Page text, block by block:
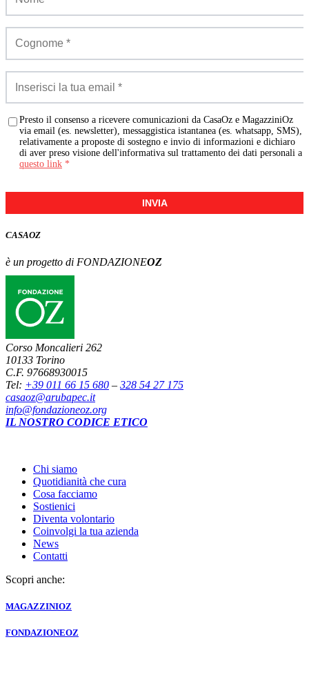
Presto il consenso a ricevere comunicazioni da CasaOz e MagazziniOz
via email (es. newsletter), messaggistica istantanea (es. whatsapp, SMS),
relativamente a proposte di sostegno e invio di informazioni e dichiaro
di aver preso visione dell'informativa sul trattamento dei dati personali a
questo link *
INVIA
CASAOZ
è un progetto di FONDAZIONEOZ
Corso Moncalieri 262
10133 Torino
C.F. 97668930015
Tel: +39 011 66 15 680 – 328 54 27 175
casaoz@arubapec.it
info@fondazioneoz.org
IL NOSTRO CODICE ETICO
Chi siamo
Quotidianità che cura
Cosa facciamo
Sostienici
Diventa volontario
Coinvolgi la tua azienda
News
Contatti
Scopri anche:
MAGAZZINIOZ
FONDAZIONEOZ